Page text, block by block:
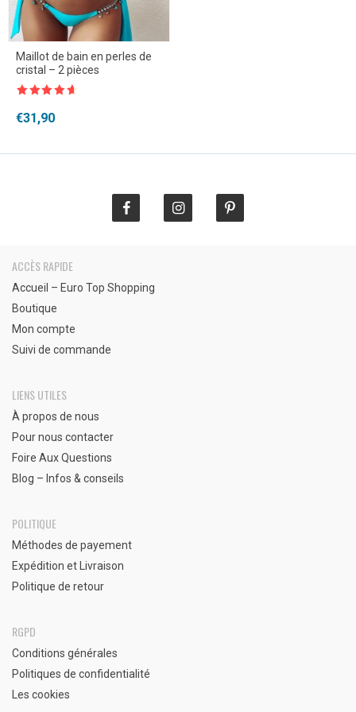
Maillot de bain en perles de
cristal – 2 pièces
€31,90
ACCÈS RAPIDE
Accueil – Euro Top Shopping
Boutique
Mon compte
Suivi de commande
LIENS UTILES
À propos de nous
Pour nous contacter
Foire Aux Questions
Blog – Infos & conseils
POLITIQUE
Méthodes de payement
Expédition et Livraison
Politique de retour
RGPD
Conditions générales
Politiques de confidentialité
Les cookies